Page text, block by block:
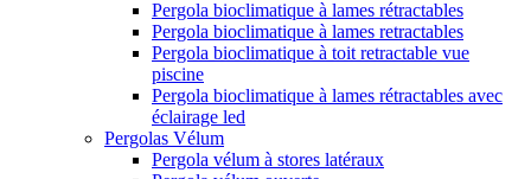
Pergola bioclimatique à lames rétractables
Pergola bioclimatique à lames retractables
Pergola bioclimatique à toit retractable vue
piscine
Pergola bioclimatique à lames rétractables avec
éclairage led
Pergolas Vélum
Pergola vélum à stores latéraux